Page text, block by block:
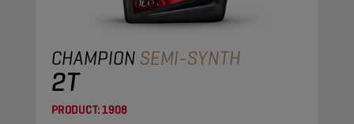
CHAMPION SEMI-SYNTH
2T
PRODUCT:1908